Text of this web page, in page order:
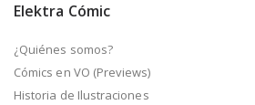
Elektra Cómic
¿Quiénes somos?
Cómics en VO (Previews)
Historia de Ilustraciones